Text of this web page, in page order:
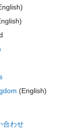
ンしてこの質問に回
(English)
合わせ